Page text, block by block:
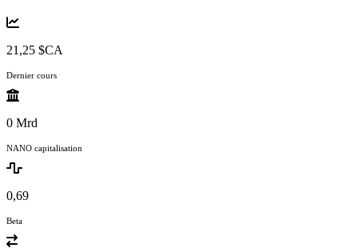
21,25 $CA
Dernier cours
0 Mrd
NANO capitalisation
0,69
Beta